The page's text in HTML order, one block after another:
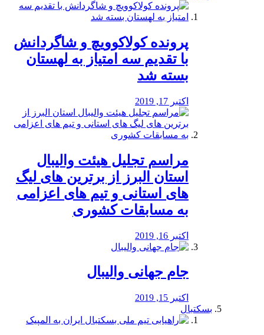
پرونده کولاکوویچ و شاگردانش
با تقدیم سه امتیاز به لهستان
بسته شد
اکتبر 17, 2019
مراسم تجلیل هیئت والیبال
استان البرز از برترین های لیگ
های استانی و تیم های اعزامی
به مسابقات کشوری
اکتبر 16, 2019
جام جهانی والیبال
اکتبر 15, 2019
بسکتبال